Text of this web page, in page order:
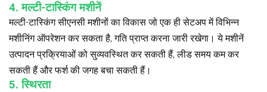
4. मल्टी-टास्किंग मशीनें
मल्टी-टास्किंग सीएनसी मशीनों का विकास जो एक ही सेटअप में विभिन्न
मशीनिंग ऑपरेशन कर सकता है, गति प्राप्त करना जारी रखेगा। ये मशीनें
उत्पादन प्रक्रियाओं को सुव्यवस्थित कर सकती हैं, लीड समय कम कर
सकती हैं और फर्श की जगह बचा सकती हैं।
5. स्थिरता